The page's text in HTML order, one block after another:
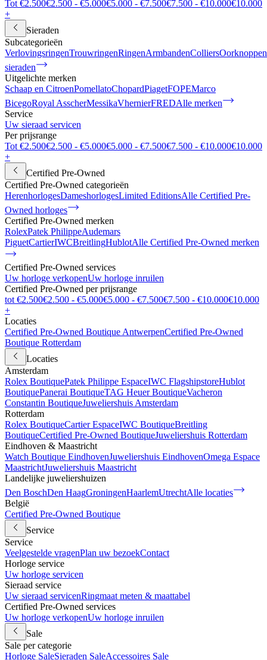
Tot €2.500€2.500 - €5.000€5.000 - €7.500€7.500 - €10.000€10.000
+
Sieraden
Subcategorieën
VerlovingsringenTrouwringenRingenArmbandenColliersOorknoppen
sieraden
Uitgelichte merken
Schaap en CitroenPomellatoChopardPiagetFOPEMarco
BicegoRoyal AsscherMessikaVhernierFREDAlle merken
Service
Uw sieraad servicen
Per prijsrange
Tot €2.500€2.500 - €5.000€5.000 - €7.500€7.500 - €10.000€10.000
+
Certified Pre-Owned
Certified Pre-Owned categorieën
HerenhorlogesDameshorlogesLimited EditionsAlle Certified Pre-
Owned horloges
Certified Pre-Owned merken
RolexPatek PhilippeAudemars
PiguetCartierIWCBreitlingHublotAlle Certified Pre-Owned merken
Certified Pre-Owned services
Uw horloge verkopenUw horloge inruilen
Certified Pre-Owned per prijsrange
tot €2.500€2.500 - €5.000€5.000 - €7.500€7.500 - €10.000€10.000
+
Locaties
Certified Pre-Owned Boutique AntwerpenCertified Pre-Owned
Boutique Rotterdam
Locaties
Amsterdam
Rolex BoutiquePatek Philippe EspaceIWC FlagshipstoreHublot
BoutiquePanerai BoutiqueTAG Heuer BoutiqueVacheron
Constantin BoutiqueJuweliershuis Amsterdam
Rotterdam
Rolex BoutiqueCartier EspaceIWC BoutiqueBreitling
BoutiqueCertified Pre-Owned BoutiqueJuweliershuis Rotterdam
Eindhoven & Maastricht
Watch Boutique EindhovenJuweliershuis EindhovenOmega Espace
MaastrichtJuweliershuis Maastricht
Landelijke juweliershuizen
Den BoschDen HaagGroningenHaarlemUtrechtAlle locaties
België
Certified Pre-Owned Boutique
Service
Service
Veelgestelde vragenPlan uw bezoekContact
Horloge service
Uw horloge servicen
Sieraad service
Uw sieraad servicenRingmaat meten & maattabel
Certified Pre-Owned services
Uw horloge verkopenUw horloge inruilen
Sale
Sale per categorie
Horloge SaleSieraden SaleAccessoires Sale